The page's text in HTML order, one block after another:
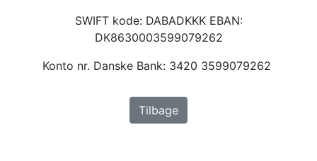
SWIFT kode: DABADKKK EBAN:
DK8630003599079262
Konto nr. Danske Bank: 3420 3599079262
Tilbage